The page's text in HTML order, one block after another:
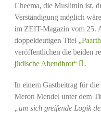
Cheema, die Muslimin ist,
Verständigung möglich
im ZEIT-Magazin vom 25.
doppeldeutigen Titel
veröffentlichen die beiden
jüdische Abendbrot“
.
In einem Gastbeitrag für
Meron Mendel unter dem
„um sich greifende Logik